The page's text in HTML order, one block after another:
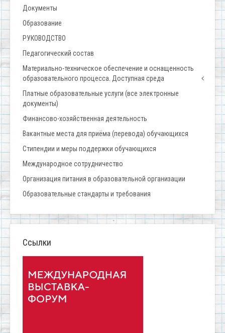
Документы
Образование
РУКОВОДСТВО
Педагогический состав
Материально-техническое обеспечение и оснащенность
образовательного процесса. Доступная среда
Платные образовательные услуги (все электронные
документы)
Финансово-хозяйственная деятельность
Вакантные места для приёма (перевода) обучающихся
Стипендии и меры поддержки обучающихся
Международное сотрудничество
Организация питания в образовательной организации
Образовательные стандарты и требования
Ссылки